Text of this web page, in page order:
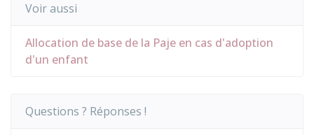
Voir aussi
Allocation de base de la Paje en cas d'adoption
d'un enfant
Questions ? Réponses !